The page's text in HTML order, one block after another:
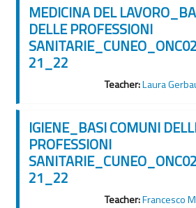
MEDICINA DEL
DELLE PROFESSIONI
21_22
Teacher:Laura
IGIENE_BASI COMUNI
PROFESSIONI
21_22
Teacher:Francesco